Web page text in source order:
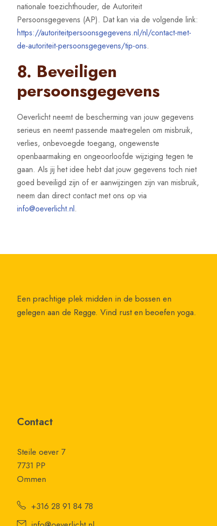
nationale toezichthouder, de Autoriteit
Persoonsgegevens (AP). Dat kan via de volgende link:
https://autoriteitpersoonsgegevens.nl/nl/contact-met-
de-autoriteit-persoonsgegevens/tip-ons.
8. Beveiligen
persoonsgegevens
Oeverlicht neemt de bescherming van jouw gegevens
serieus en neemt passende maatregelen om misbruik,
verlies, onbevoegde toegang, ongewenste
openbaarmaking en ongeoorloofde wijziging tegen te
gaan. Als jij het idee hebt dat jouw gegevens toch niet
goed beveiligd zijn of er aanwijzingen zijn van misbruik,
neem dan direct contact met ons op via
info@oeverlicht.nl.
Een prachtige plek midden in de bossen en
gelegen aan de Regge. Vind rust en beoefen yoga.
Contact
Steile oever 7
7731 PP
Ommen
+316 28 91 84 78